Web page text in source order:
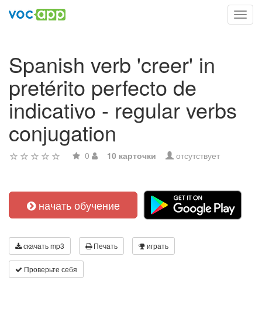
Spanish verb 'creer' in
pretérito perfecto de
indicativo - regular verbs
conjugation
0 10 карточки отсутствует
начать обучение
скачать mp3 Печать играть
Проверьте себя